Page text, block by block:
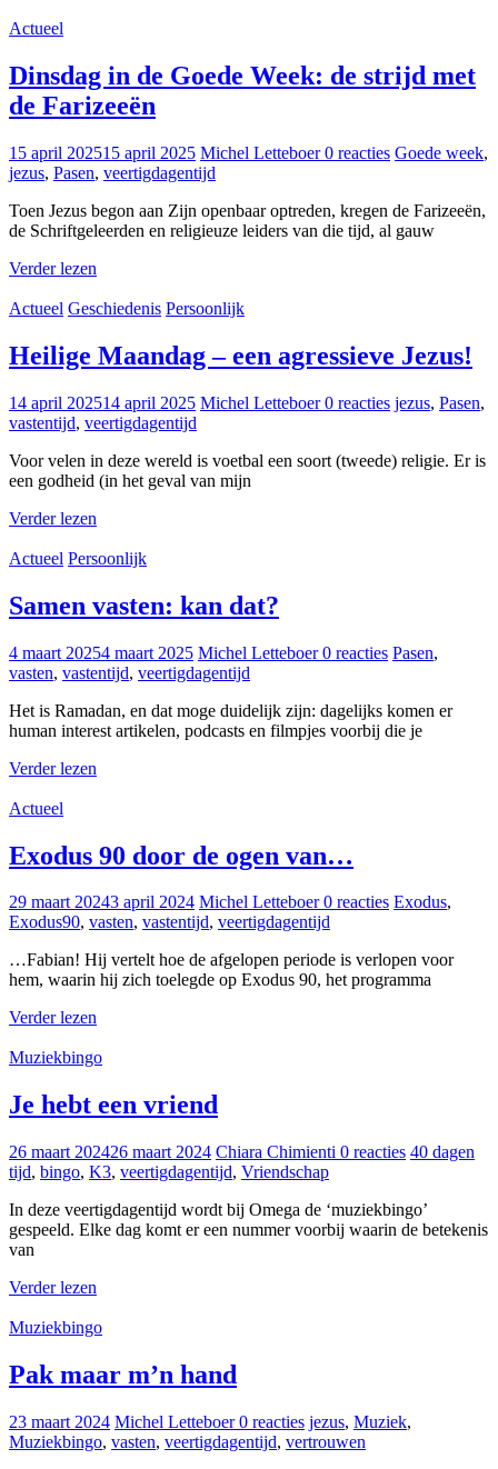
Actueel
Dinsdag in de Goede Week: de strijd met
de Farizeeën
15 april 202515 april 2025 Michel Letteboer0 reacties Goede week,
jezus, Pasen, veertigdagentijd
Toen Jezus begon aan Zijn openbaar optreden, kregen de Farizeeën,
de Schriftgeleerden en religieuze leiders van die tijd, al gauw
Verder lezen
Actueel Geschiedenis Persoonlijk
Heilige Maandag – een agressieve Jezus!
14 april 202514 april 2025 Michel Letteboer0 reacties jezus, Pasen,
vastentijd, veertigdagentijd
Voor velen in deze wereld is voetbal een soort (tweede) religie. Er is
een godheid (in het geval van mijn
Verder lezen
Actueel Persoonlijk
Samen vasten: kan dat?
4 maart 20254 maart 2025 Michel Letteboer0 reacties Pasen,
vasten, vastentijd, veertigdagentijd
Het is Ramadan, en dat moge duidelijk zijn: dagelijks komen er
human interest artikelen, podcasts en filmpjes voorbij die je
Verder lezen
Actueel
Exodus 90 door de ogen van…
29 maart 20243 april 2024 Michel Letteboer0 reacties Exodus,
Exodus90, vasten, vastentijd, veertigdagentijd
…Fabian! Hij vertelt hoe de afgelopen periode is verlopen voor
hem, waarin hij zich toelegde op Exodus 90, het programma
Verder lezen
Muziekbingo
Je hebt een vriend
26 maart 202426 maart 2024 Chiara Chimienti 0 reacties 40 dagen
tijd, bingo, K3, veertigdagentijd, Vriendschap
In deze veertigdagentijd wordt bij Omega de ‘muziekbingo’
gespeeld. Elke dag komt er een nummer voorbij waarin de betekenis
van
Verder lezen
Muziekbingo
Pak maar m’n hand
23 maart 2024 Michel Letteboer0 reacties jezus, Muziek,
Muziekbingo, vasten, veertigdagentijd, vertrouwen